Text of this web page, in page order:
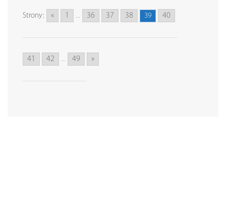
Strony: « 1 ... 36 37 38 39 40
41 42 ... 49 »